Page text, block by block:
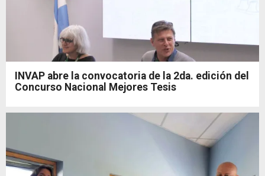
INVAP abre la convocatoria de la 2da. edición del
Concurso Nacional Mejores Tesis